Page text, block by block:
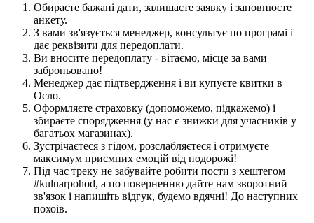
Обираєте бажані дати, залишаєте заявку і заповнюєте
анкету.
З вами зв'язується менеджер, консультує по програмі і
дає реквізити для передоплати.
Ви вносите передоплату - вітаємо, місце за вами
заброньовано!
Менеджер дає підтвердження і ви купуєте квитки в
Осло.
Оформляєте страховку (допоможемо, підкажемо) і
збираєте спорядження (у нас є знижки для учасників у
багатьох магазинах).
Зустрічаєтеся з гідом, розслабляєтеся і отримуєте
максимум приємних емоцій від подорожі!
Під час треку не забувайте робити пости з хештегом
#kuluarpohod, а по поверненню дайте нам зворотний
зв'язок і напишіть відгук, будемо вдячні! До наступних
похоів.